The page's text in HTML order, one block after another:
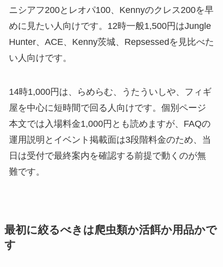
ニシアフ200とレオパ100、Kennyのクレス200を早
めに見たい人向けです。12時一般1,500円はJungle
Hunter、ACE、Kenny茨城、Repsessedを見比べた
い人向けです。
14時1,000円は、らめらむ、うたういしや、フィギ
屋を中心に短時間で回る人向けです。個別ページ
本文では入場料金1,000円とも読めますが、FAQの
運用説明とイベント掲載面は3段階料金のため、当
日は受付で最終案内を確認する前提で動くのが無
難です。
最初に絞るべきは爬虫類か活餌か用品かで
す